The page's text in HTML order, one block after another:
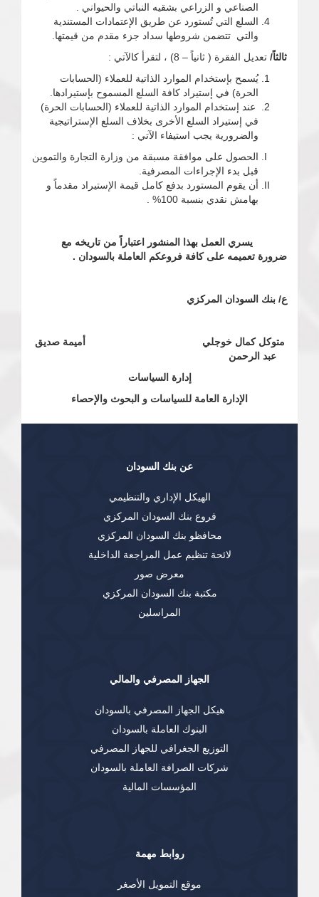
الصناعي و الزراعي بشقيه النباتي والحيواني .
السلع التي تُستورد عن طريق الإعتمادات المستندية
والتي تتضمن شروطها سداد جزء مقدم من قيمتها.
ثالثاً/ تعديل الفقرة ( ثانياً – 8) ، لتقرأ كالآتي :
يُسمح بإستخدام الموارد الذاتية للعملاء (الحسابات
الحرة) في إستيراد كافة السلع المسموح بإستيرادها.
عند إستخدام الموارد الذاتية للعملاء (الحسابات الحرة)
في إستيراد السلع الأخرى بخلاف السلع الإستراتيجية
والضرورية يجب استيفاء الآتي :
الحصول على موافقة مسبقة من وزارة التجارة والتموين
قبل بدء الإجراءات المصرفية.
أن يقوم المستورد بدفع كامل قيمة الإستيراد مقدماً و
بهامش نقدي بنسبة 100% .
يسري العمل بهذا المنشور اعتباراً من تاريخه مع
ضرورة تعميمه على كافة فروعكم العاملة بالسودان .
ع/ بنك السودان المركزي
متوكل كمال خوجلي أميمة صديق
عبد الرحمن
إدارة السياسات
الإدارة العامة للسياسات و البحوث والإحصاء
عن بنك السودان
الهيكل الإداري والتنظيمي
فروع بنك السودان المركزي
محافظو بنك السودان المركزي
لائحة تنظيم عمل المراجعة الداخلية
معرض صور
مكتبة بنك السودان المركزي
المراسلين
الجهاز المصرفي والمالي
هيكل الجهاز المصرفي بالسودان
البنوك العاملة بالسودان
التوزيع الجغرافي للجهاز المصرفي
شركات الصرافة العاملة بالسودان
المؤسسات المالية
روابط مهمة
موقع التمويل الأصغر